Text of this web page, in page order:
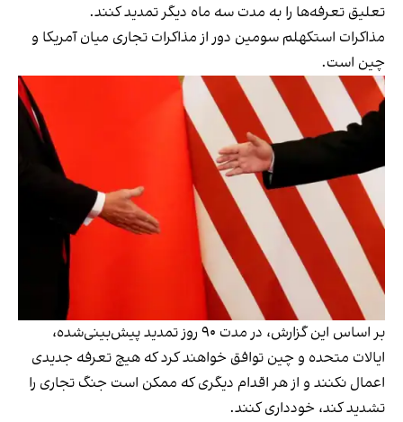
تعلیق تعرفه‌ها را به مدت سه ماه دیگر تمدید کنند.
مذاکرات استکهلم سومین دور از مذاکرات تجاری میان آمریکا و
چین است.
بر اساس این گزارش، در مدت ۹۰ روز تمدید پیش‌بینی‌شده،
ایالات متحده و چین توافق خواهند کرد که هیچ تعرفه جدیدی
اعمال نکنند و از هر اقدام دیگری که ممکن است جنگ تجاری را
تشدید کند، خودداری کنند.